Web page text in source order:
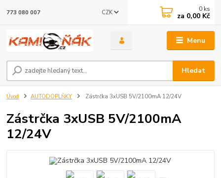
Menu
CZK
Hledat
773 080 007 0 ks
za 0,00 Kč
Úvod AUTODOPLŇKY Zástrčka 3xUSB 5V/2100mA 12/24V
Zástrčka 3xUSB 5V/2100mA
12/24V